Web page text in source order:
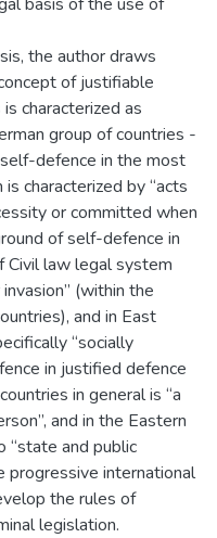
the author draws
of justifiable
characterized as
group of countries -
defence in the most
characterized by “acts
or committed when
of self-defence in
Civil law legal system
(within the
and in East
“socially
in justified defence
in general is “a
and in the Eastern
“state and public
progressive international
the rules of
legislation.